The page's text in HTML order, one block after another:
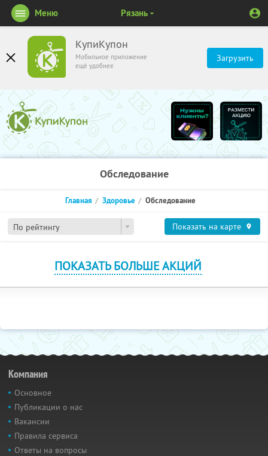
КупиКупон
Мобильное приложение
ещё удобнее
Загрузить
Меню Рязань
Обследование
По рейтингу
Главная Здоровье Обследование
Показать на карте
ПОКАЗАТЬ БОЛЬШЕ АКЦИЙ
Компания
Основное
Публикации о нас
Вакансии
Правила сервиса
Ответы на вопросы